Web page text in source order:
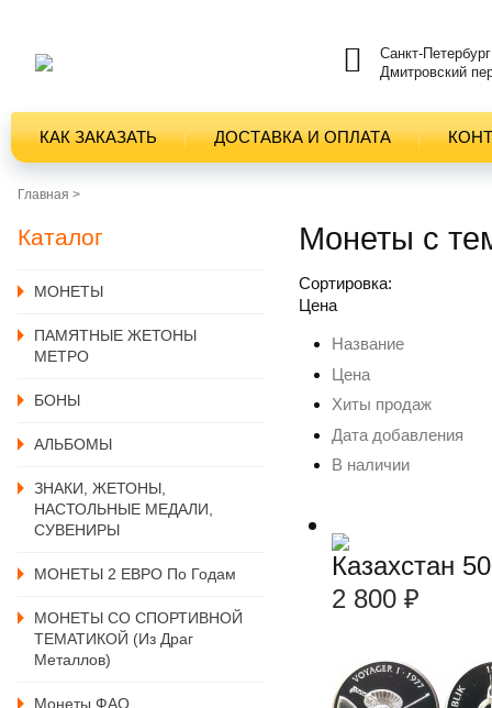
Санкт-Петербург
Дмитровский
КАК ЗАКАЗАТЬ ДОСТАВКА И ОПЛАТА
Главная >
Каталог
MОНЕТЫ
ПАМЯТНЫЕ ЖЕТОНЫ
МЕТРО
БОНЫ
АЛЬБОМЫ
ЗНАКИ, ЖЕТОНЫ,
НАСТОЛЬНЫЕ МЕДАЛИ,
СУВЕНИРЫ
МОНЕТЫ 2 ЕВРО По Годам
МОНЕТЫ СО СПОРТИВНОЙ
ТЕМАТИКОЙ (из Драг
Металлов)
Монеты ФАО
Монеты с
Сортировка:
Цена
Название
Цена
Хиты продаж
Дата добавления
В наличии
Казахстан
2 800 ₽